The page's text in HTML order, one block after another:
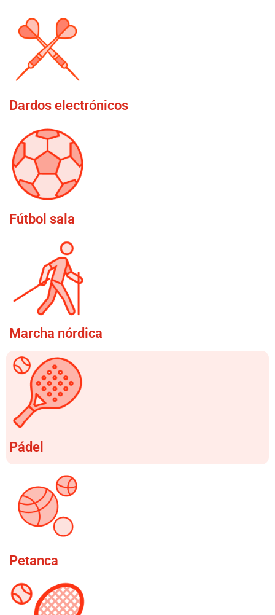
Dardos electrónicos
Fútbol sala
Marcha nórdica
Pádel
Petanca